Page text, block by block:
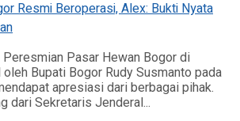
Peresmian Pasar Hewan Bogor di
Bupati Bogor Rudy Susmanto pada
apresiasi dari berbagai pihak.
dari Sekretaris Jenderal...